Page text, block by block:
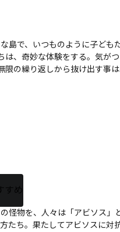
島で、いつものように子ども
、奇妙な体験をする。気が
の繰り返しから抜け出す事は
すめ
怪物を、人々は「アビソス」
たち。果たしてアビソスに対